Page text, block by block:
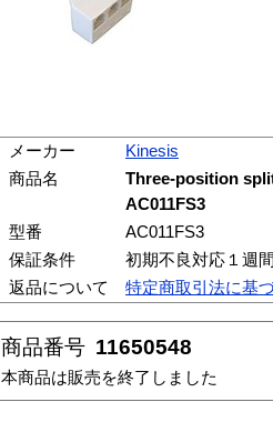
メーカー
Kinesis
商品名
Three-position
AC011FS3
型番
AC011FS3
保証条件
初期不良対応１週
返品について
特定商取引法に基
商品番号 11650548
本商品は販売を終了しました